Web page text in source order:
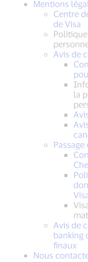
Mentions
Centre
de Visa
Avis de
la
Passage
Avis de
banking
finaux
Nous